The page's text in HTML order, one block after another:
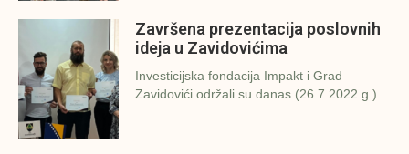
Završena prezentacija poslovnih
ideja u Zavidovićima
Investicijska fondacija Impakt i Grad
Zavidovići održali su danas (26.7.2022.g.)